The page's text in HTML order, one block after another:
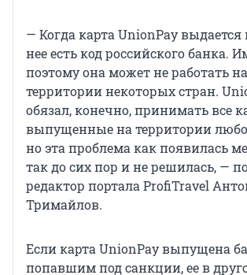
— Когда карта UnionPay выдается
нее есть код российского банка.
поэтому она может не работать на
территории некоторых стран.
обязал, конечно, принимать все
выпущенные на территории
но эта проблема как появилась
так до сих пор и не решилась, —
редактор портала ProfiTravel
Тримайлов.
Если карта UnionPay выпущена
попавшим под санкции, ее в